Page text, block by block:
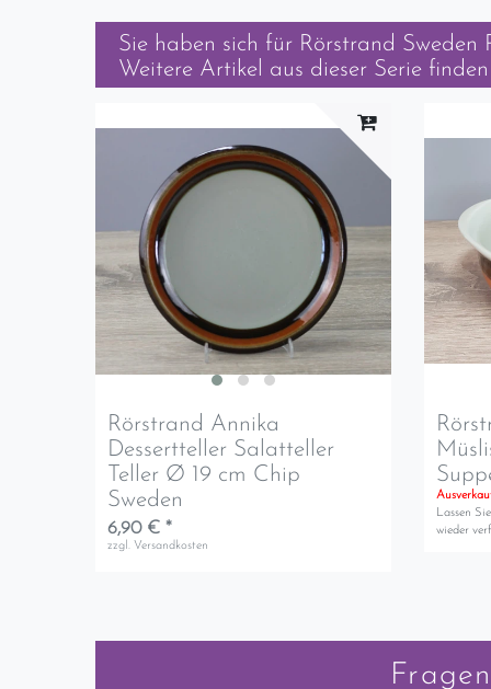
Sie haben sich für Rörstrand Sweden
Weitere Artikel aus dieser Serie
Rörstrand Annika
Dessertteller Salatteller
Teller Ø 19 cm Chip
Sweden
6,90 € *
zzgl. Versandkosten
Lassen
wieder